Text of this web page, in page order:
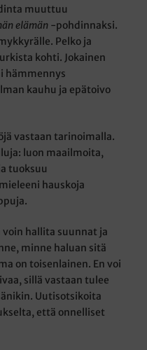
muuttuu
elämän -pohdinnaksi.
Pelko ja
kohti. Jokainen
hämmennys
kauhu ja epätoivo
vastaan tarinoimalla.
luon maailmoita,
tuoksuu
hauskoja
voin hallita suunnat ja
minne haluan sitä
on toisenlainen. En voi
sillä vastaan tulee
Uutisotsikoita
että onnelliset